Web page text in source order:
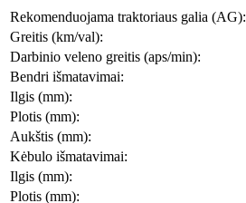
Rekomenduojama traktoriaus galia (AG):
Greitis (km/val):
Darbinio veleno greitis (aps/min):
Bendri išmatavimai:
Ilgis (mm):
Plotis (mm):
Aukštis (mm):
Kėbulo išmatavimai:
Ilgis (mm):
Plotis (mm):